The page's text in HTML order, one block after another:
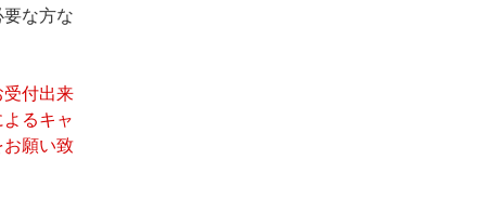
な方な
付出来
るキャ
お願い致